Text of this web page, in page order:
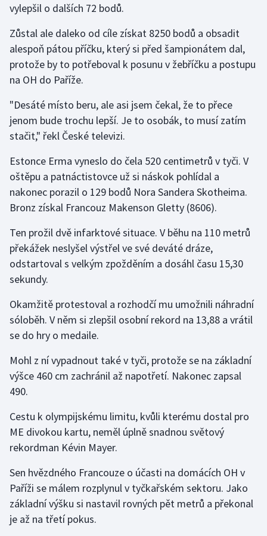
vylepšil o dalších 72 bodů.
Zůstal ale daleko od cíle získat 8250 bodů a obsadit
alespoň pátou příčku, který si před šampionátem dal,
protože by to potřeboval k posunu v žebříčku a postupu
na OH do Paříže.
"Desáté místo beru, ale asi jsem čekal, že to přece
jenom bude trochu lepší. Je to osobák, to musí zatím
stačit," řekl České televizi.
Estonce Erma vyneslo do čela 520 centimetrů v tyči. V
oštěpu a patnáctistovce už si náskok pohlídal a
nakonec porazil o 129 bodů Nora Sandera Skotheima.
Bronz získal Francouz Makenson Gletty (8606).
Ten prožil dvě infarktové situace. V běhu na 110 metrů
překážek neslyšel výstřel ve své deváté dráze,
odstartoval s velkým zpožděním a dosáhl času 15,30
sekundy.
Okamžitě protestoval a rozhodčí mu umožnili náhradní
sóloběh. V něm si zlepšil osobní rekord na 13,88 a vrátil
se do hry o medaile.
Mohl z ní vypadnout také v tyči, protože se na základní
výšce 460 cm zachránil až napotřetí. Nakonec zapsal
490.
Cestu k olympijskému limitu, kvůli kterému dostal pro
ME divokou kartu, neměl úplně snadnou světový
rekordman Kévin Mayer.
Sen hvězdného Francouze o účasti na domácích OH v
Paříži se málem rozplynul v tyčkařském sektoru. Jako
základní výšku si nastavil rovných pět metrů a překonal
je až na třetí pokus.